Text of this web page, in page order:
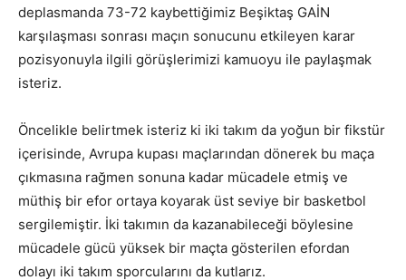
deplasmanda 73-72 kaybettiğimiz Beşiktaş GAİN
karşılaşması sonrası maçın sonucunu etkileyen karar
pozisyonuyla ilgili görüşlerimizi kamuoyu ile paylaşmak
isteriz.
Öncelikle belirtmek isteriz ki iki takım da yoğun bir fikstür
içerisinde, Avrupa kupası maçlarından dönerek bu maça
çıkmasına rağmen sonuna kadar mücadele etmiş ve
müthiş bir efor ortaya koyarak üst seviye bir basketbol
sergilemiştir. İki takımın da kazanabileceği böylesine
mücadele gücü yüksek bir maçta gösterilen efordan
dolayı iki takım sporcularını da kutlarız.